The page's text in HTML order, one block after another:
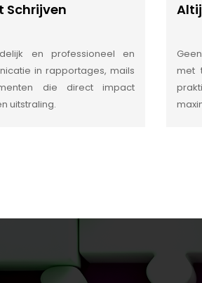
Schrijven
en professioneel en
in rapportages, mails
die direct impact
uitstraling.
met